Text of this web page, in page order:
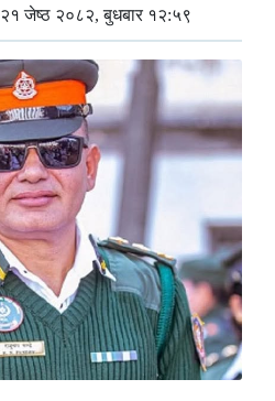
२१ जेष्ठ २०८२, बुधबार १२:५९